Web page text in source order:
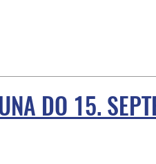
DO 15.